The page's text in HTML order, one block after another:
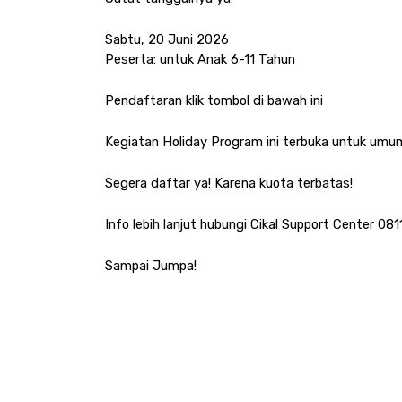
Sabtu, 20 Juni 2026
Peserta: untuk Anak 6-11 Tahun
Pendaftaran klik tombol di bawah ini
Kegiatan Holiday Program ini terbuka untuk
Segera daftar ya! Karena kuota terbatas!
Info lebih lanjut hubungi Cikal Support Center
Sampai Jumpa!